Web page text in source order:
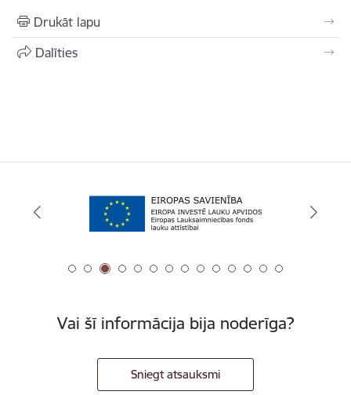
Drukāt lapu
Dalīties
Vai šī informācija bija noderīga?
Sniegt atsauksmi